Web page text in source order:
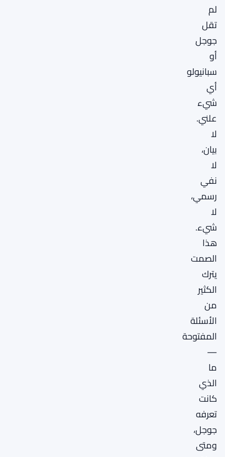
لم
تقل
جوجل
أو
سبانيولو
أي
شيء
علني.
لا
بيان،
لا
نفي
رسمي،
لا
شيء.
هذا
الصمت
يترك
الكثير
من
الأسئلة
المفتوحة
—
ما
الذي
كانت
تعرفه
جوجل،
ومتى